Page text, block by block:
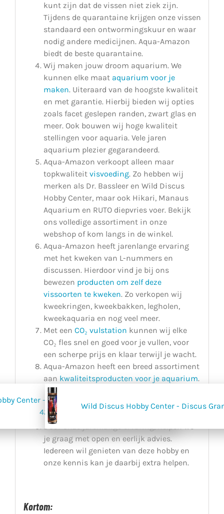
Center - Gold Junior Discus Granules
420g
Wild Discus Hobby Center - Discus
kunt zijn dat de vissen niet ziek zijn.
Tijdens de quarantaine krijgen onze vissen
standaard een ontwormingskuur en waar
nodig andere medicijnen. Aqua-Amazon
biedt de beste quarantaine.
Wij maken jouw droom aquarium. We
kunnen elke maat aquarium voor je
maken. Uiteraard van de hoogste kwaliteit
en met garantie. Hierbij bieden wij opties
zoals facet geslepen randen, zwart glas en
meer. Ook bouwen wij hoge kwaliteit
stellingen voor aquaria. Vele jaren
aquarium plezier gegarandeerd.
Aqua-Amazon verkoopt alleen maar
topkwaliteit visvoeding. Zo hebben wij
merken als Dr. Bassleer en Wild Discus
Hobby Center, maar ook Hikari, Manaus
Aquarium en RUTO diepvries voer. Bekijk
ons volledige assortiment in onze
webshop of kom langs in de winkel.
Aqua-Amazon heeft jarenlange ervaring
met het kweken van L-nummers en
discussen. Hierdoor vind je bij ons
bewezen producten om zelf deze
vissoorten te kweken. Zo verkopen wij
kweekringen, kweekbakken, legholen,
kweekaquaria en nog veel meer.
Met een CO₂ vulstation kunnen wij elke
CO₂ fles snel en goed voor je vullen, voor
een scherpe prijs en klaar terwijl je wacht.
Aqua-Amazon heeft een breed assortiment
aan kwaliteitsproducten voor je aquarium.
Zo kun je bij ons terecht voor aquarium
filters, filtermateriaal, verlichting en
beluchting.
Door onze jarenlange ervaring, helpen we
je graag met open en eerlijk advies.
Iedereen wil genieten van deze hobby en
onze kennis kan je daarbij extra helpen.
Kortom: